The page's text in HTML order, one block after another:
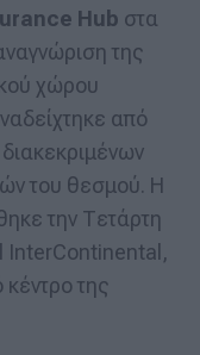
Hub στα
της
χώρου
από
του θεσμού. Η
την Τετάρτη
InterContinental,
κέντρο της